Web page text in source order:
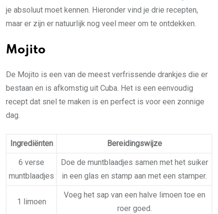
je absoluut moet kennen. Hieronder vind je drie recepten,
maar er zijn er natuurlijk nog veel meer om te ontdekken.
Mojito
De Mojito is een van de meest verfrissende drankjes die er
bestaan en is afkomstig uit Cuba. Het is een eenvoudig
recept dat snel te maken is en perfect is voor een zonnige
dag.
Ingrediënten Bereidingswijze
6 verse
muntblaadjes
Doe de muntblaadjes samen met het suiker
in een glas en stamp aan met een stamper.
1 limoen
Voeg het sap van een halve limoen toe en
roer goed.